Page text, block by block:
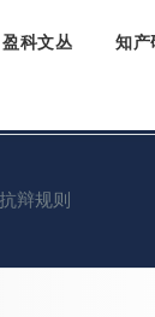
盈科文丛 知产
辩规则